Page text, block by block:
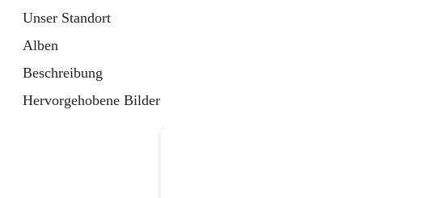
Unser Standort
Alben
Beschreibung
Hervorgehobene Bilder